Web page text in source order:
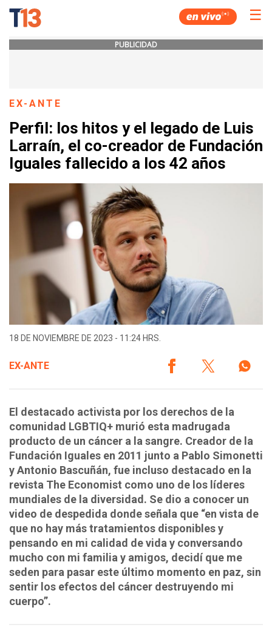
☰
PUBLICIDAD
EX-ANTE
Perfil: los hitos y el legado de Luis
Larraín, el co-creador de Fundación
Iguales fallecido a los 42 años
18 DE NOVIEMBRE DE 2023 - 11:24 HRS.
EX-ANTE
El destacado activista por los derechos de la
comunidad LGBTIQ+ murió esta madrugada
producto de un cáncer a la sangre. Creador de la
Fundación Iguales en 2011 junto a Pablo Simonetti
y Antonio Bascuñán, fue incluso destacado en la
revista The Economist como uno de los líderes
mundiales de la diversidad. Se dio a conocer un
video de despedida donde señala que “en vista de
que no hay más tratamientos disponibles y
pensando en mi calidad de vida y conversando
mucho con mi familia y amigos, decidí que me
seden para pasar este último momento en paz, sin
sentir los efectos del cáncer destruyendo mi
cuerpo”.